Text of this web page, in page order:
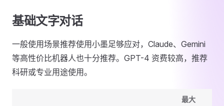
基础文字对话
一般使用场景推荐使用小墨足够应对，Claude、Gemini
等高性价比机器人也十分推荐。GPT-4 资费较高，推荐
科研或专业用途使用。
最大